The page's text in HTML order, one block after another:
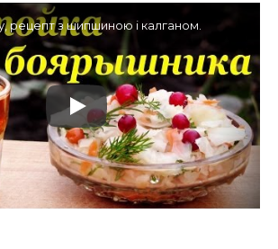
рецепт з шипшиною і калганом.